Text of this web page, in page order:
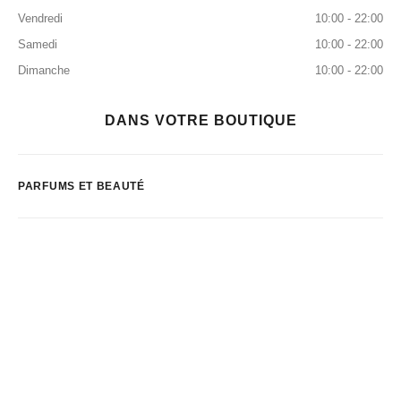
Vendredi
10:00 - 22:00
Samedi
10:00 - 22:00
Dimanche
10:00 - 22:00
DANS VOTRE BOUTIQUE
PARFUMS ET BEAUTÉ